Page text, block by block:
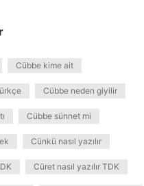
Cübbe kime ait
Cübbe neden giyilir
Cübbe sünnet mi
Cünkü nasıl yazılır
Cüret nasıl yazılır TDK